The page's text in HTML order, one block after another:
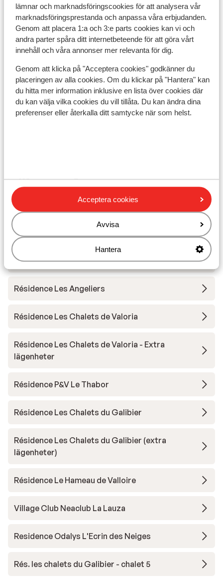
lämnar och marknadsföringscookies för att analysera vår
marknadsföringsprestanda och anpassa våra erbjudanden.
Genom att placera 1:a och 3:e parts cookies kan vi och
andra parter spåra ditt internetbeteende för att göra vårt
innehåll och våra annonser mer relevanta för dig.
Genom att klicka på "Acceptera cookies" godkänner du
placeringen av alla cookies. Om du klickar på "Hantera" kan
du hitta mer information inklusive en lista över cookies där
du kan välja vilka cookies du vill tillåta. Du kan ändra dina
preferenser eller återkalla ditt samtycke när som helst.
Acceptera cookies
Avvisa
Hantera
Avstånd till centrum: ca 400 m
Avstånd till flygplats ca 180 km
Avstånd till tågstation ca 17 km: Chambery är ca
90 km
Avstånd till pist ca 0 m
Närmaste butiker ca 500 m
Liftkort/Utrustning/Skidskola
Liftkort
Andra boenden i Galibier Thabor
Village Club Neaclub La Pulka
Chalet Le Panoramic
Résidence Les Angeliers
Résidence Les Chalets de Valoria
Résidence Les Chalets de Valoria - Extra
lägenheter
Résidence P&V Le Thabor
Résidence Les Chalets du Galibier
Résidence Les Chalets du Galibier (extra
lägenheter)
Résidence Le Hameau de Valloire
Village Club Neaclub La Lauza
Residence Odalys L'Ecrin des Neiges
Rés. les chalets du Galibier - chalet 5